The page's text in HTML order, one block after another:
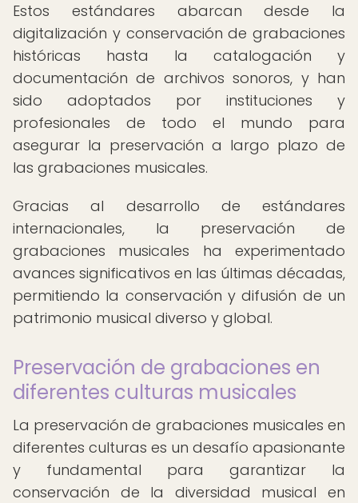
Estos estándares abarcan desde la
digitalización y conservación de grabaciones
históricas hasta la catalogación y
documentación de archivos sonoros, y han
sido adoptados por instituciones y
profesionales de todo el mundo para
asegurar la preservación a largo plazo de
las grabaciones musicales.
Gracias al desarrollo de estándares
internacionales, la preservación de
grabaciones musicales ha experimentado
avances significativos en las últimas décadas,
permitiendo la conservación y difusión de un
patrimonio musical diverso y global.
Preservación de grabaciones en
diferentes culturas musicales
La preservación de grabaciones musicales en
diferentes culturas es un desafío apasionante
y fundamental para garantizar la
conservación de la diversidad musical en